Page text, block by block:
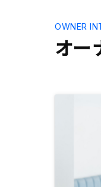
オー
OWNER